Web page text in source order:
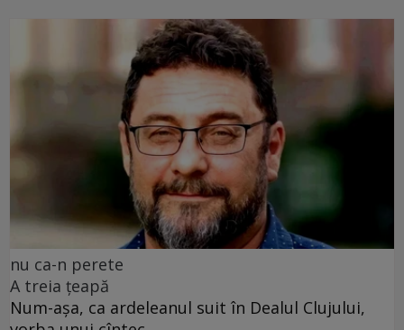
nu ca-n perete
A treia țeapă
Num-așa, ca ardeleanul suit în Dealul Clujului,